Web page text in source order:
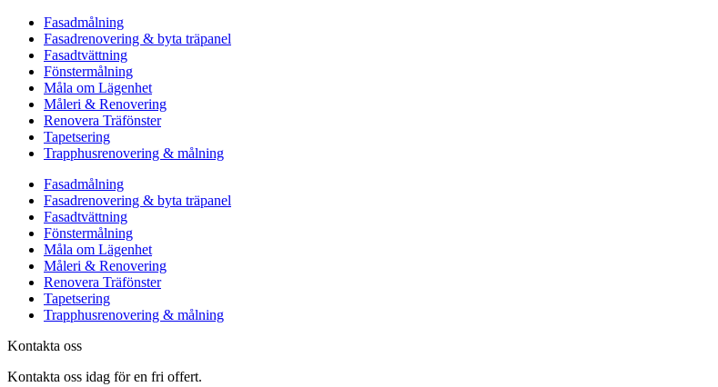
Fasadmålning
Fasadrenovering & byta träpanel
Fasadtvättning
Fönstermålning
Måla om Lägenhet
Måleri & Renovering
Renovera Träfönster
Tapetsering
Trapphusrenovering & målning
Fasadmålning
Fasadrenovering & byta träpanel
Fasadtvättning
Fönstermålning
Måla om Lägenhet
Måleri & Renovering
Renovera Träfönster
Tapetsering
Trapphusrenovering & målning
Kontakta oss
Kontakta oss idag för en fri offert.